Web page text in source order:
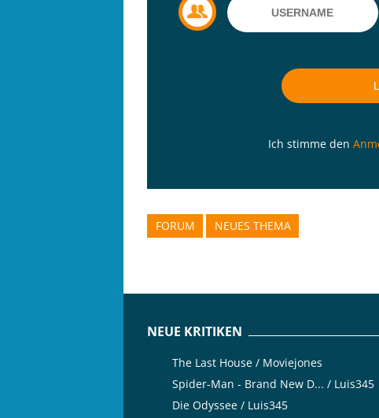
Ich stimme den
FORUM NEUES THEMA
NEUE KRITIKEN
The Last House / Moviejones
Spider-Man - Brand New D... / Luis345
Die Odyssee / Luis345